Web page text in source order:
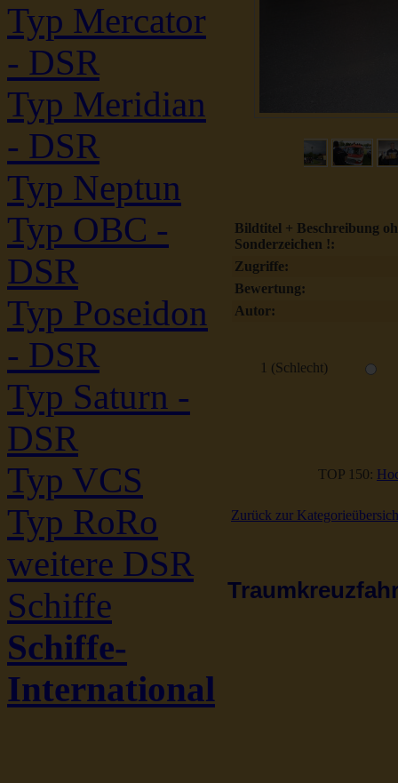
Typ Mercator
- DSR
Typ Meridian
- DSR
Typ Neptun
Typ OBC -
DSR
Typ Poseidon
- DSR
Typ Saturn -
DSR
Typ VCS
Typ RoRo
weitere DSR
Schiffe
Schiffe-
International
Bildtitel + Beschreibung
Sonderzeichen !:
Zugriffe:
Bewertung:
Autor:
1 (Schlecht)
TOP 150:
Zurück zur